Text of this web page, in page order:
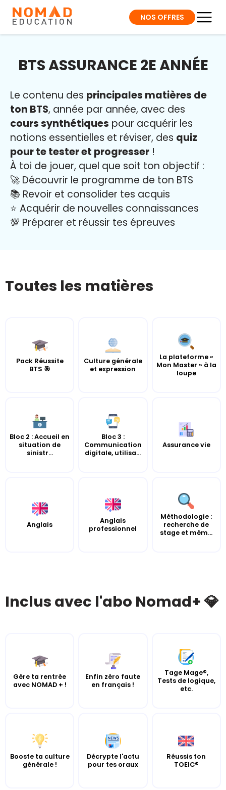
NOS OFFRES
BTS ASSURANCE 2E ANNÉE
Le contenu des principales matières de
ton BTS, année par année, avec des
cours synthétiques pour acquérir les
notions essentielles et réviser, des quiz
pour te tester et progresser !
À toi de jouer, quel que soit ton objectif :
🚀 Découvrir le programme de ton BTS
📚 Revoir et consolider tes acquis
⭐️ Acquérir de nouvelles connaissances
💯 Préparer et réussir tes épreuves
Toutes les matières
Pack Réussite
BTS 🎯
Culture générale
et expression
La plateforme «
Mon Master » à la
loupe
Bloc 2 : Accueil en
situation de
sinistr...
Bloc 3 :
Communication
digitale, utilisa...
Assurance vie
Anglais
Anglais
professionnel
Méthodologie :
recherche de
stage et mém...
Inclus avec l'abo Nomad+ 💎
Gère ta rentrée
avec NOMAD + !
Enfin zéro faute
en français !
Tage Mage®,
Tests de logique,
etc.
Booste ta culture
générale !
Décrypte l'actu
pour tes oraux
Réussis ton
TOEIC®